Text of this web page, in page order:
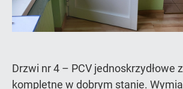
Drzwi nr 4 – PCV jednoskrzydłowe
kompletne w dobrym stanie.